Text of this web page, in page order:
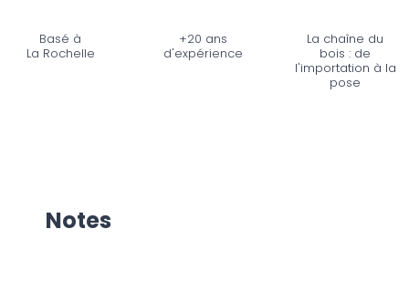
Basé à
La Rochelle
+20 ans
d'expérience
La chaîne du
bois : de
l'importation à la
pose
Notes